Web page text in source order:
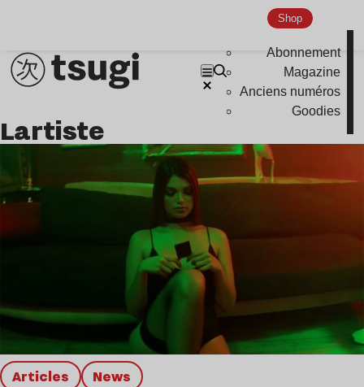
Shop
Abonnement
Magazine
Anciens numéros
Goodies
Lartiste
Articles news